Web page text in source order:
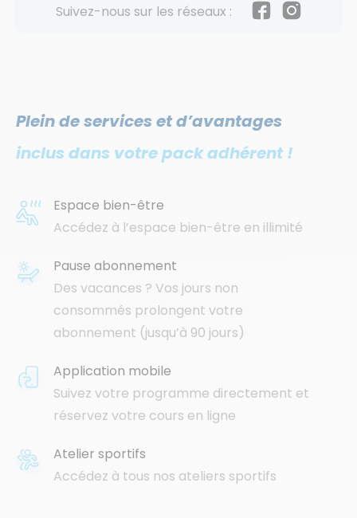
Suivez-nous sur les réseaux :
Plein de services et d’avantages
inclus dans votre pack adhérent !
Espace bien-être
Accédez à l’espace bien-être en illimité
Pause abonnement
Des vacances ? Vos jours non
consommés prolongent votre
abonnement (jusqu’à 90 jours)
Application mobile
Suivez votre programme directement et
réservez votre cours en ligne
Atelier sportifs
Accédez à tous nos ateliers sportifs